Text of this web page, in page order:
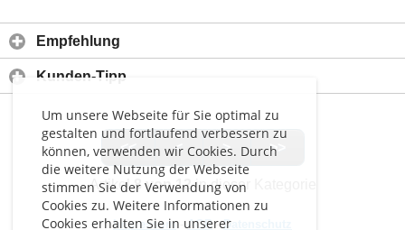
Um unsere Webseite für Sie optimal zu
gestalten und fortlaufend verbessern zu
können, verwenden wir Cookies. Durch
die weitere Nutzung der Webseite
stimmen Sie der Verwendung von
Cookies zu. Weitere Informationen zu
Cookies erhalten Sie in unserer
Empfehlung
Kunden-Tipp
<< < > >>
Artikel8 von 12in dieser Kategorie
Impressum-AGB-Datenschutz